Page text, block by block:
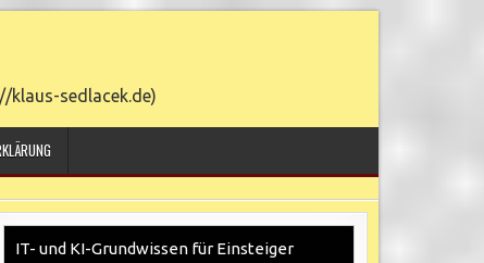
klaus-sedlacek.de)
IT- und KI-Grundwissen für Einsteiger